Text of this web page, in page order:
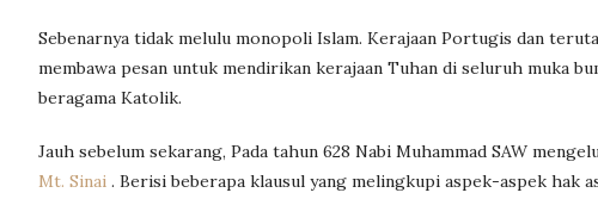
Sebenarnya tidak melulu monopoli Islam. Kerajaan Portugis dan
membawa pesan untuk mendirikan kerajaan Tuhan di seluruh muka
beragama Katolik.
Jauh sebelum sekarang, Pada tahun 628 Nabi Muhammad SAW
Mt. Sinai . Berisi beberapa klausul yang melingkupi aspek-aspek hak